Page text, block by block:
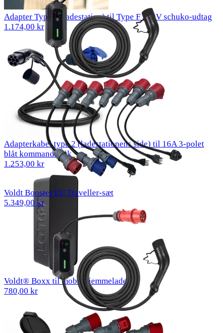
Adapter Type 2 (ladestation) til Type F 230V schuko-udtag
1.174,00 kr
Adapterkabel type 2 (ladestationens side) til 16A 3-polet
blåt kommandostik
1.253,00 kr
Voldt® Boxx til mobil hjemmelader
780,00 kr
Voldt Booster EU Traveller-sæt
5.349,00 kr